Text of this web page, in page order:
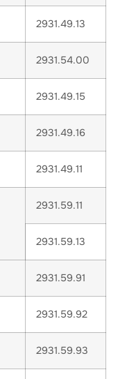
2931.49.13
2931.54.00
2931.49.15
2931.49.16
2931.49.11
2931.59.11
2931.59.13
2931.59.91
2931.59.92
2931.59.93